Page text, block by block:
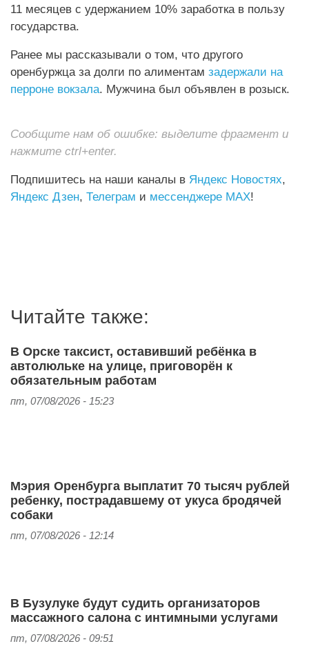
11 месяцев с удержанием 10% заработка в пользу
государства.
Ранее мы рассказывали о том, что другого
оренбуржца за долги по алиментам задержали на
перроне вокзала. Мужчина был объявлен в розыск.
Сообщите нам об ошибке: выделите фрагмент и
нажмите ctrl+enter.
Подпишитесь на наши каналы в Яндекс Новостях,
Яндекс Дзен, Телеграм и мессенджере MAX!
Читайте также:
В Орске таксист, оставивший ребёнка в
автолюльке на улице, приговорён к
обязательным работам
пт, 07/08/2026 - 15:23
Мэрия Оренбурга выплатит 70 тысяч рублей
ребенку, пострадавшему от укуса бродячей
собаки
пт, 07/08/2026 - 12:14
В Бузулуке будут судить организаторов
массажного салона с интимными услугами
пт, 07/08/2026 - 09:51